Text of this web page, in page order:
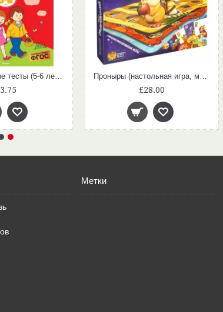
Логопедические тесты (5-6 лет. Умные Книжки) Проныры (настольная игра, математика, счет, сложение, вычитание)
£28.00
Метки